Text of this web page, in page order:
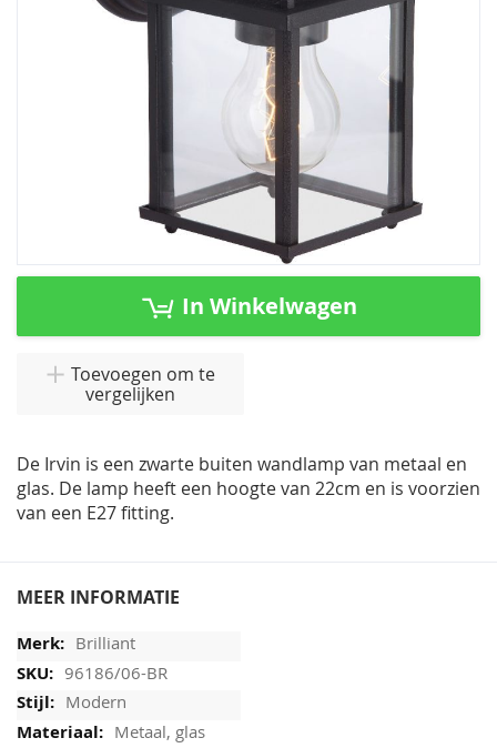
Ga
In Winkelwagen
Toevoegen om te
vergelijken
De Irvin is een zwarte buiten wandlamp van metaal en
glas. De lamp heeft een hoogte van 22cm en is voorzien
van een E27 fitting.
MEER INFORMATIE
Brilliant
96186/06-BR
Modern
Metaal, glas